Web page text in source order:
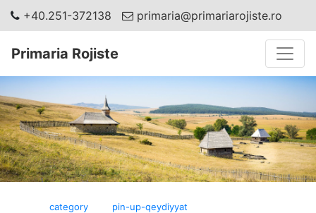
+40.251-372138 primaria@primariarojiste.ro
Primaria Rojiste
category pin-up-qeydiyyat